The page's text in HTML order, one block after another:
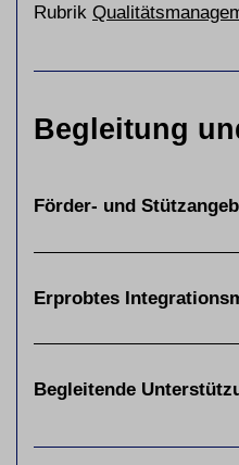
Rubrik
Begleitung
Förder- und
Erprobtes
Begleitende